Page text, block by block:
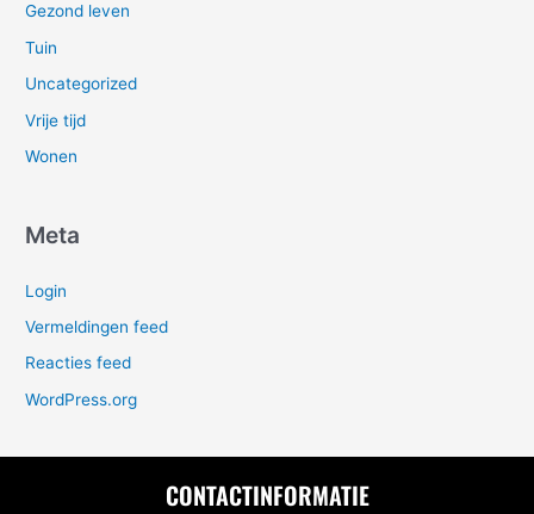
Gezond leven
Tuin
Uncategorized
Vrije tijd
Wonen
Meta
Login
Vermeldingen feed
Reacties feed
WordPress.org
CONTACTINFORMATIE